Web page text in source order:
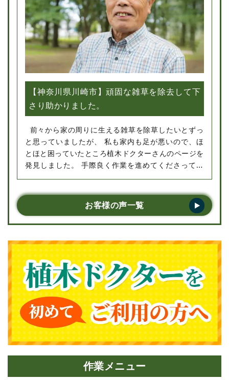
【神奈川県川崎市】頑固な雑草を除去して下
さり助かりました。
前々から家の周りに生える雑草を除草したいとずっ
と思っていましたが、 私も家内も足が悪いので、ほ
とほと困っていたところ植木ドクターさんのページを
発見しました。 手際良く作業を進めてくださってい
る姿を見て、さすがプロだなと感心してしまいまし
た。また何かあったら是非またお願いしたいで
お客様の声一覧
作業メニュー